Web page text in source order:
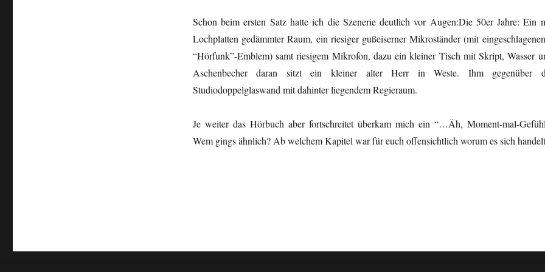
Schon beim ersten Satz hatte ich die Szenerie deutlich vor Augen:Die 50er Jahre: Ein
Lochplatten gedämmter Raum, ein riesiger gußeiserner Mikroständer (mit
“Hörfunk”-Emblem) samt riesigem Mikrofon, dazu ein kleiner Tisch mit Skript, Wasser
Aschenbecher daran sitzt ein kleiner alter Herr in Weste. Ihm gegenüber
Studiodoppelglaswand mit dahinter liegendem Regieraum.
Je weiter das Hörbuch aber fortschreitet überkam mich ein “…Äh, Moment-mal-
Wem gings ähnlich? Ab welchem Kapitel war für euch offensichtlich worum es sich